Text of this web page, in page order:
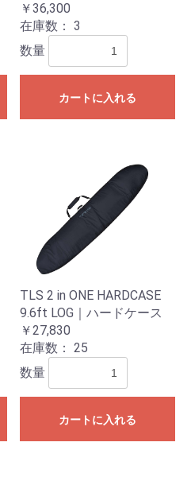
￥36,300
在庫数： 3
数量
カートに入れる
TLS 2 in ONE HARDCASE
9.6ft LOG｜ハードケース
￥27,830
在庫数： 25
数量
カートに入れる